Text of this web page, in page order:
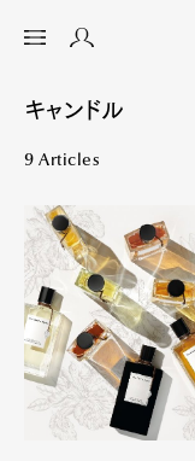
キャンドル
9 Articles